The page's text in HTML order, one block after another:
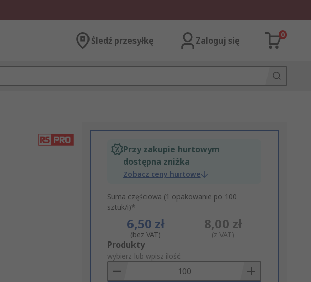
Śledź przesyłkę Zaloguj się
0
Przy zakupie hurtowym
dostępna zniżka
Zobacz ceny hurtowe
Suma częściowa (1 opakowanie po 100
sztuk/i)*
6,50 zł
(bez VAT)
8,00 zł
(z VAT)
Add
to
Basket
Produkty
wybierz lub wpisz ilość